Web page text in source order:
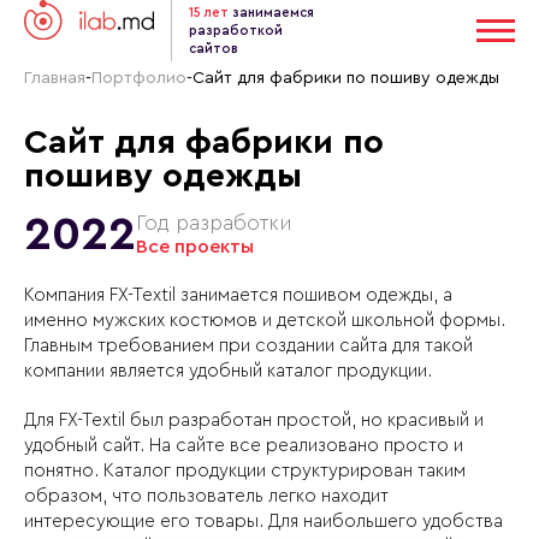
15 лет занимаемся
разработкой
сайтов
Главная- Портфолио-Сайт для фабрики по пошиву одежды
Сайт для фабрики по
пошиву одежды
2022 Год разработки
Все проекты
Компания FX-Textil занимается пошивом одежды, а
именно мужских костюмов и детской школьной формы.
Главным требованием при создании сайта для такой
компании является удобный каталог продукции.
Для FX-Textil был разработан простой, но красивый и
удобный сайт. На сайте все реализовано просто и
понятно. Каталог продукции структурирован таким
образом, что пользователь легко находит
интересующие его товары. Для наибольшего удобства